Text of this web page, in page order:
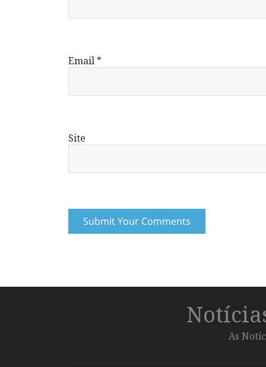
Email *
Site
As